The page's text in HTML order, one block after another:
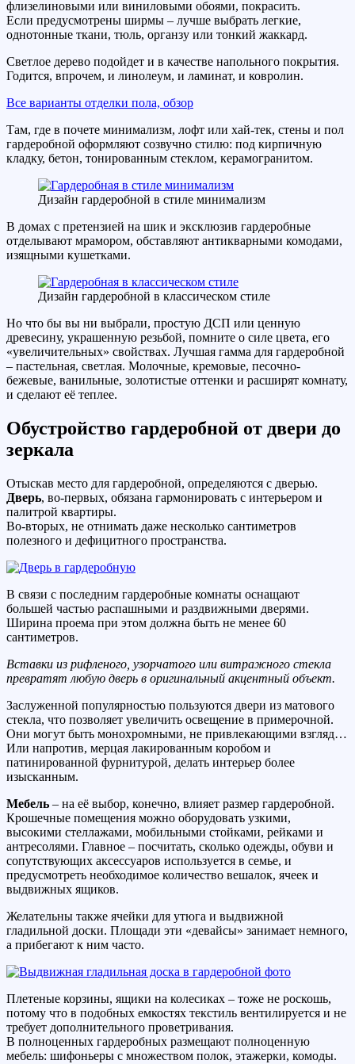
флизелиновыми или виниловыми обоями, покрасить.
Если предусмотрены ширмы – лучше выбрать легкие,
однотонные ткани, тюль, органзу или тонкий жаккард.
Светлое дерево подойдет и в качестве напольного покрытия.
Годится, впрочем, и линолеум, и ламинат, и ковролин.
Все варианты отделки пола, обзор
Там, где в почете минимализм, лофт или хай-тек, стены и пол
гардеробной оформляют созвучно стилю: под кирпичную
кладку, бетон, тонированным стеклом, керамогранитом.
Дизайн гардеробной в стиле минимализм
В домах с претензией на шик и эксклюзив гардеробные
отделывают мрамором, обставляют антикварными комодами,
изящными кушетками.
Дизайн гардеробной в классическом стиле
Но что бы вы ни выбрали, простую ДСП или ценную
древесину, украшенную резьбой, помните о силе цвета, его
«увеличительных» свойствах. Лучшая гамма для гардеробной
– пастельная, светлая. Молочные, кремовые, песочно-
бежевые, ванильные, золотистые оттенки и расширят комнату,
и сделают её теплее.
Обустройство гардеробной от двери до
зеркала
Отыскав место для гардеробной, определяются с дверью.
Дверь, во-первых, обязана гармонировать с интерьером и
палитрой квартиры.
Во-вторых, не отнимать даже несколько сантиметров
полезного и дефицитного пространства.
В связи с последним гардеробные комнаты оснащают
большей частью распашными и раздвижными дверями.
Ширина проема при этом должна быть не менее 60
сантиметров.
Вставки из рифленого, узорчатого или витражного стекла
превратят любую дверь в оригинальный акцентный объект.
Заслуженной популярностью пользуются двери из матового
стекла, что позволяет увеличить освещение в примерочной.
Они могут быть монохромными, не привлекающими взгляд…
Или напротив, мерцая лакированным коробом и
патинированной фурнитурой, делать интерьер более
изысканным.
Мебель – на её выбор, конечно, влияет размер гардеробной.
Крошечные помещения можно оборудовать узкими,
высокими стеллажами, мобильными стойками, рейками и
антресолями. Главное – посчитать, сколько одежды, обуви и
сопутствующих аксессуаров используется в семье, и
предусмотреть необходимое количество вешалок, ячеек и
выдвижных ящиков.
Желательны также ячейки для утюга и выдвижной
гладильной доски. Площади эти «девайсы» занимает немного,
а прибегают к ним часто.
Плетеные корзины, ящики на колесиках – тоже не роскошь,
потому что в подобных емкостях текстиль вентилируется и не
требует дополнительного проветривания.
В полноценных гардеробных размещают полноценную
мебель: шифоньеры с множеством полок, этажерки, комоды.